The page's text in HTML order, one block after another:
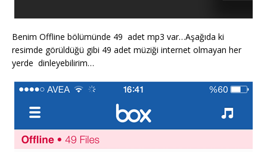
Benim Offline bölümünde 49 adet mp3 var…Aşağıda ki
resimde görüldüğü gibi 49 adet müziği internet olmayan her
yerde dinleyebilirim…